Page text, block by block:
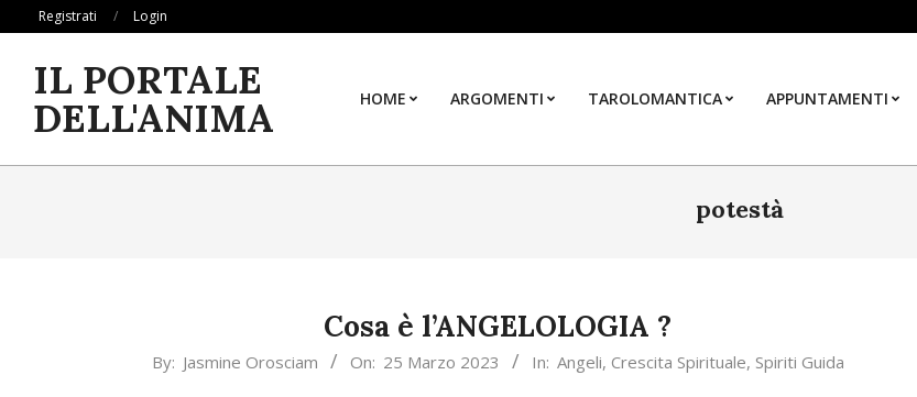
content
Registrati Login
IL PORTALE
DELL'ANIMA HOME ARGOMENTI TAROLOMANTICA APPUNTAMENTI
potestà
Cosa è l’ANGELOLOGIA ?
By: Jasmine Orosciam On: 25 Marzo 2023 In: Angeli, Crescita Spirituale, Spiriti Guida